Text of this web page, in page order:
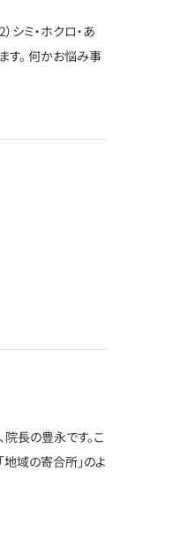
シミ・ホクロ・あ
す。 何かお悩み事
長の豊永です。こ
域の寄合所」のよ